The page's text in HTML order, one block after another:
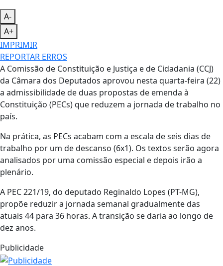
A-
A+
IMPRIMIR
REPORTAR ERROS
A Comissão de Constituição e Justiça e de Cidadania (CCJ)
da Câmara dos Deputados aprovou nesta quarta-feira (22)
a admissibilidade de duas propostas de emenda à
Constituição (PECs) que reduzem a jornada de trabalho no
país.
Na prática, as PECs acabam com a escala de seis dias de
trabalho por um de descanso (6x1). Os textos serão agora
analisados por uma comissão especial e depois irão a
plenário.
A PEC 221/19, do deputado Reginaldo Lopes (PT-MG),
propõe reduzir a jornada semanal gradualmente das
atuais 44 para 36 horas. A transição se daria ao longo de
dez anos.
Publicidade